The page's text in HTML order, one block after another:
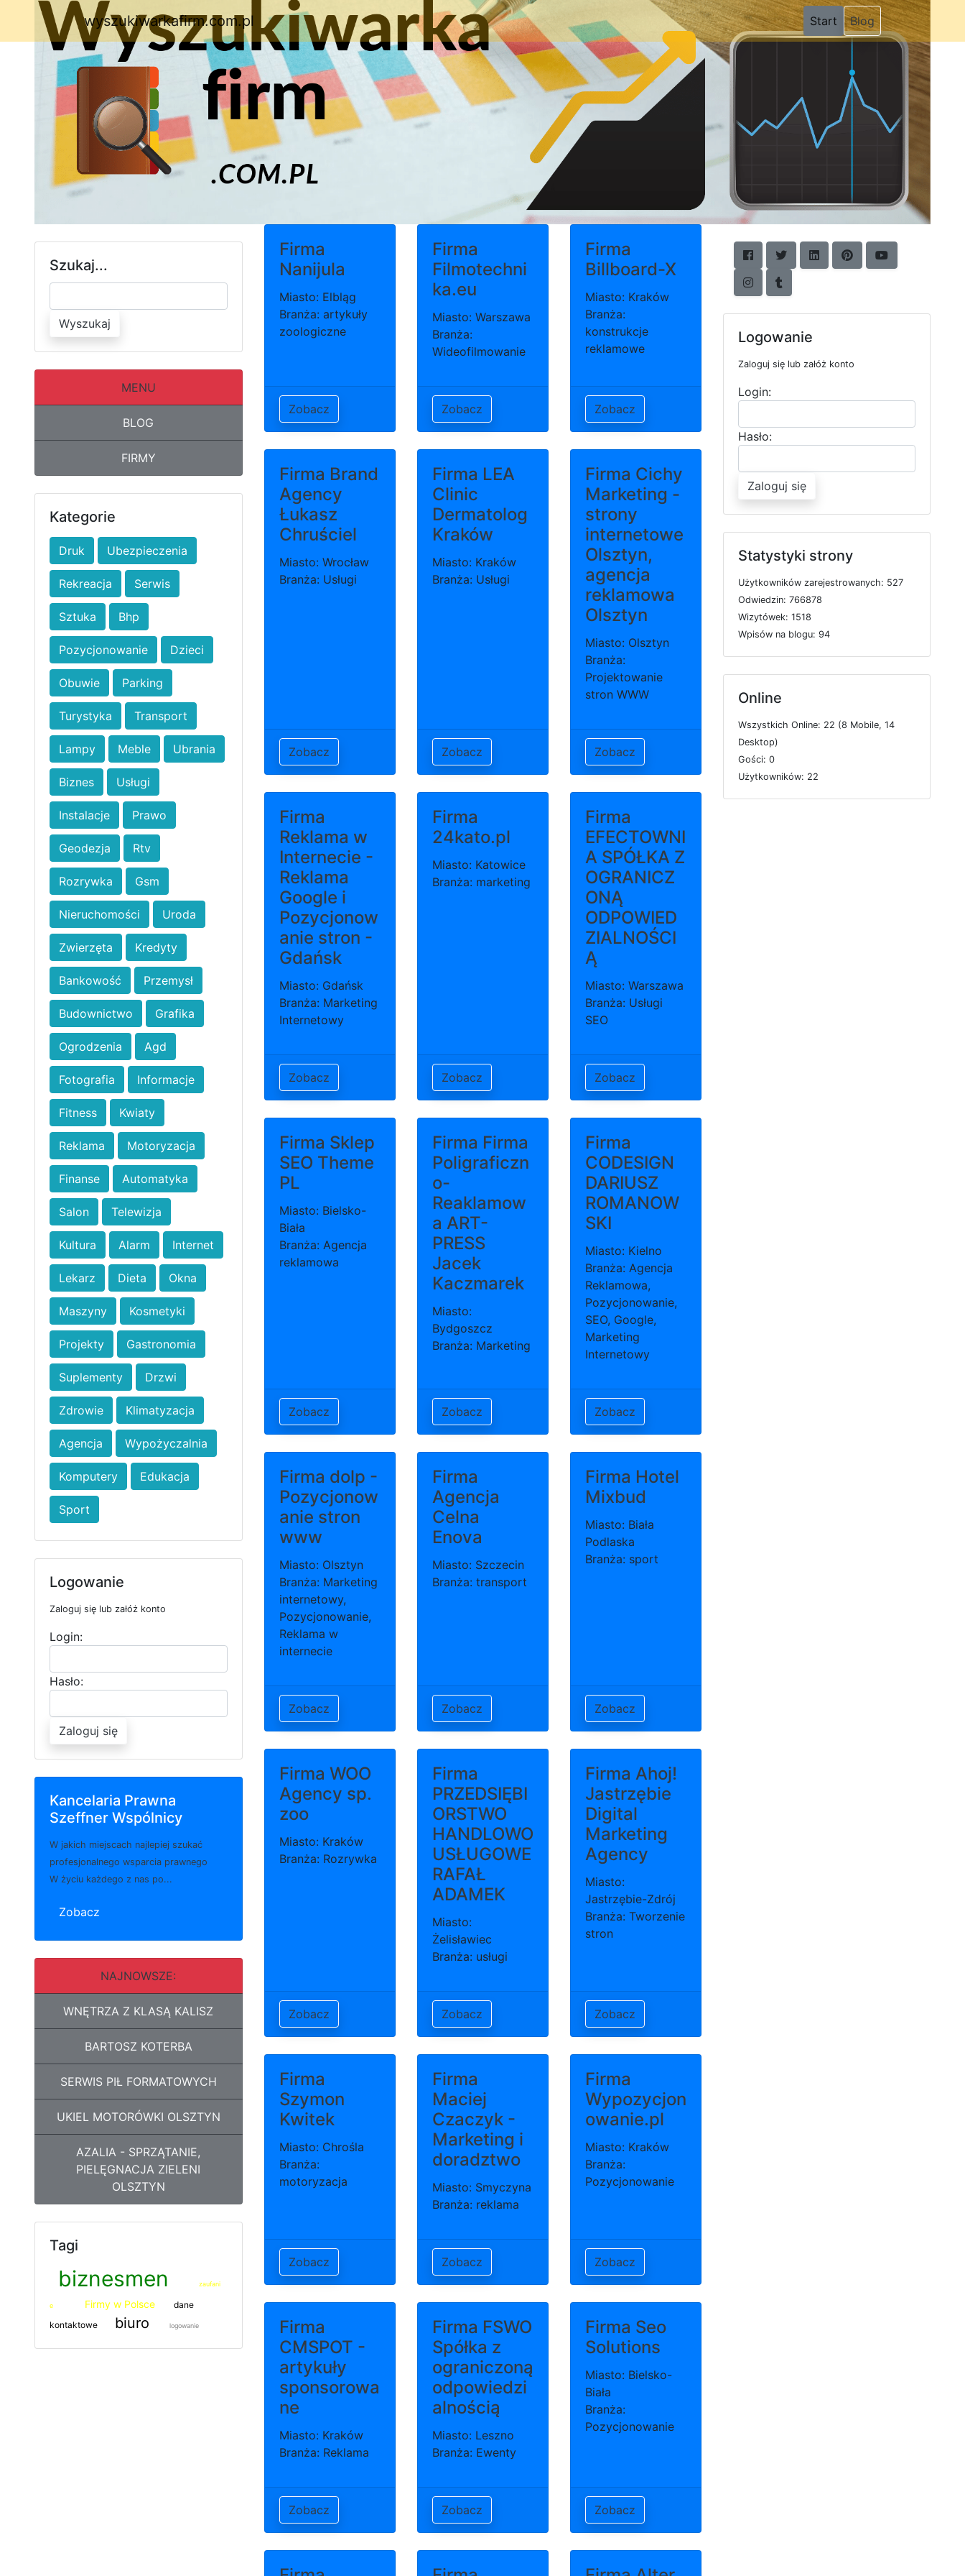
wyszukiwarkafirm.com.pl Start (current)
Blog
Szukaj...
Wyszukaj
MENU
BLOG
FIRMY
Kategorie
Druk Ubezpieczenia
Rekreacja Serwis
Sztuka Bhp
Pozycjonowanie Dzieci
Obuwie Parking
Turystyka Transport
Lampy Meble Ubrania
Biznes Usługi
Instalacje Prawo
Geodezja Rtv
Rozrywka Gsm
Nieruchomości Uroda
Zwierzęta Kredyty
Bankowość Przemysł
Budownictwo Grafika
Ogrodzenia Agd
Fotografia Informacje
Fitness Kwiaty
Reklama Motoryzacja
Finanse Automatyka
Salon Telewizja
Kultura Alarm Internet
Lekarz Dieta Okna
Maszyny Kosmetyki
Projekty Gastronomia
Suplementy Drzwi
Zdrowie Klimatyzacja
Agencja Wypożyczalnia
Komputery Edukacja
Sport
Logowanie
Zaloguj się lub załóż konto
Login:
Hasło:
Zaloguj się
Kancelaria Prawna
Szeffner Wspólnicy
W jakich miejscach najlepiej szukać
profesjonalnego wsparcia prawnego
W życiu każdego z nas po...
Zobacz
NAJNOWSZE:
WNĘTRZA Z KLASĄ KALISZ
BARTOSZ KOTERBA
SERWIS PIŁ FORMATOWYCH
UKIEL MOTORÓWKI OLSZTYN
AZALIA - SPRZĄTANIE,
PIELĘGNACJA ZIELENI
OLSZTYN
Tagi
biznesmen zaufani
e Firmy w Polsce
dane
kontaktowe
biuro logowanie
Firma
Nanijula
Miasto: Elbląg
Branża: artykuły
zoologiczne
Zobacz
Firma
Filmotechni
ka.eu
Miasto: Warszawa
Branża:
Wideofilmowanie
Zobacz
Firma
Billboard-X
Miasto: Kraków
Branża:
konstrukcje
reklamowe
Zobacz
Firma Brand
Agency
Łukasz
Chruściel
Miasto: Wrocław
Branża: Usługi
Zobacz
Firma LEA
Clinic
Dermatolog
Kraków
Miasto: Kraków
Branża: Usługi
Zobacz
Firma Cichy
Marketing -
strony
internetowe
Olsztyn,
agencja
reklamowa
Olsztyn
Miasto: Olsztyn
Branża:
Projektowanie
stron WWW
Zobacz
Firma
Reklama w
Internecie -
Reklama
Google i
Pozycjonow
anie stron -
Gdańsk
Miasto: Gdańsk
Branża: Marketing
Internetowy
Zobacz
Firma
24kato.pl
Miasto: Katowice
Branża: marketing
Zobacz
Firma
EFECTOWNI
A SPÓŁKA Z
OGRANICZ
ONĄ
ODPOWIED
ZIALNOŚCI
Ą
Miasto: Warszawa
Branża: Usługi
SEO
Zobacz
Firma Sklep
SEO Theme
PL
Miasto: Bielsko-
Biała
Branża: Agencja
reklamowa
Zobacz
Firma Firma
Poligraficzn
o-
Reaklamow
a ART-
PRESS
Jacek
Kaczmarek
Miasto:
Bydgoszcz
Branża: Marketing
Zobacz
Firma
CODESIGN
DARIUSZ
ROMANOW
SKI
Miasto: Kielno
Branża: Agencja
Reklamowa,
Pozycjonowanie,
SEO, Google,
Marketing
Internetowy
Zobacz
Firma dolp -
Pozycjonow
anie stron
www
Miasto: Olsztyn
Branża: Marketing
internetowy,
Pozycjonowanie,
Reklama w
internecie
Zobacz
Firma
Agencja
Celna
Enova
Miasto: Szczecin
Branża: transport
Zobacz
Firma Hotel
Mixbud
Miasto: Biała
Podlaska
Branża: sport
Zobacz
Firma WOO
Agency sp.
zoo
Miasto: Kraków
Branża: Rozrywka
Zobacz
Firma
PRZEDSIĘBI
ORSTWO
HANDLOWO
USŁUGOWE
RAFAŁ
ADAMEK
Miasto:
Żelisławiec
Branża: usługi
Zobacz
Firma Ahoj!
Jastrzębie
Digital
Marketing
Agency
Miasto:
Jastrzębie-Zdrój
Branża: Tworzenie
stron
Zobacz
Firma
Szymon
Kwitek
Miasto: Chrośla
Branża:
motoryzacja
Zobacz
Firma
Maciej
Czaczyk -
Marketing i
doradztwo
Miasto: Smyczyna
Branża: reklama
Zobacz
Firma
Wypozycjon
owanie.pl
Miasto: Kraków
Branża:
Pozycjonowanie
Zobacz
Firma
CMSPOT -
artykuły
sponsorowa
ne
Miasto: Kraków
Branża: Reklama
Zobacz
Firma FSWO
Spółka z
ograniczoną
odpowiedzi
alnością
Miasto: Leszno
Branża: Ewenty
Zobacz
Firma Seo
Solutions
Miasto: Bielsko-
Biała
Branża:
Pozycjonowanie
Zobacz
Logowanie
Zaloguj się lub załóż konto
Login:
Hasło:
Zaloguj się
Statystyki strony
Użytkowników zarejestrowanych: 527
Odwiedzin: 766878
Wizytówek: 1518
Wpisów na blogu: 94
Online
Wszystkich Online: 22 (8 Mobile, 14
Desktop)
Gości: 0
Użytkowników: 22